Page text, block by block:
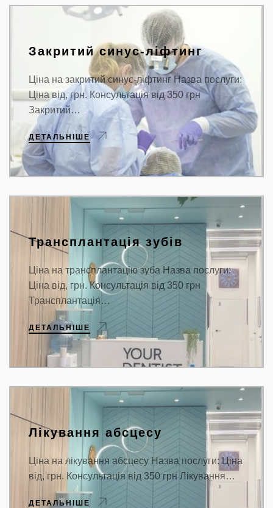
Закритий синус-ліфтинг
Ціна на закритий синус-ліфтинг Назва послуги:
Ціна від, грн. Консультація від 350 грн
Закритий…
ДЕТАЛЬНІШЕ
Трансплантація зубів
Ціна на трансплантацію зуба Назва послуги:
Ціна від, грн. Консультація від 350 грн
Трансплантація…
ДЕТАЛЬНІШЕ
Лікування абсцесу
Ціна на лікування абсцесу Назва послуги: Ціна
від, грн. Консультація від 350 грн Лікування…
ДЕТАЛЬНІШЕ